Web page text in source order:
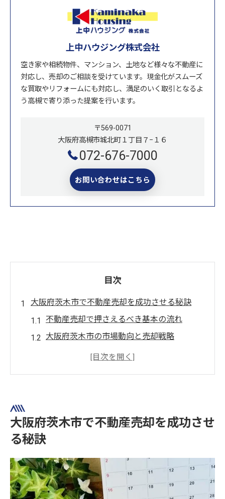
上中ハウジング株式会社
空き家や相続物件、マンション、土地など様々な不動産に
対応し、売却のご相談を受けています。現金化がスムーズ
な買取やリフォームにも対応し、満足のいく取引となるよ
う高槻で寄り添った提案を行います。
〒569-0071
大阪府高槻市城北町１丁目７−１６
072-676-7000
お問い合わせはこちら
目次
大阪府茨木市で不動産売却を成功させる秘訣
不動産売却で押さえるべき基本の流れ
大阪府茨木市の市場動向と売却戦略
不動産売却のタイミングを見極めるコツ
却
不動産売却で現金化する手順の全体像
現金化を早めるための具体的なポイント
不動産売却時の査定と相場の調べ方
大阪府茨木市で不動産売却を成功させ
る秘訣